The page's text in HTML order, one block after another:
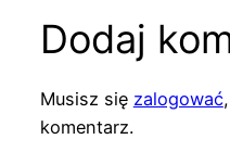
Dodaj
Musisz się zalogować
komentarz.